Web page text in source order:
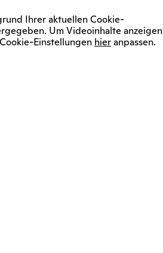
Ihrer aktuellen Cookie-
Um Videoinhalte anzeigen
Einstellungen hieranpassen.